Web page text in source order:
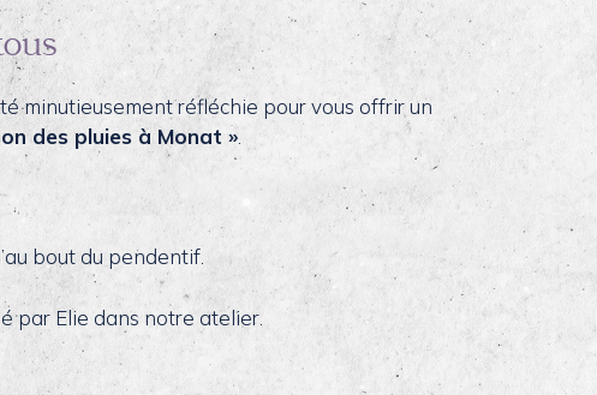
minutieusement réfléchie pour vous offrir un
des pluies à Monat »
bout du pendentif.
par Elie dans notre atelier.